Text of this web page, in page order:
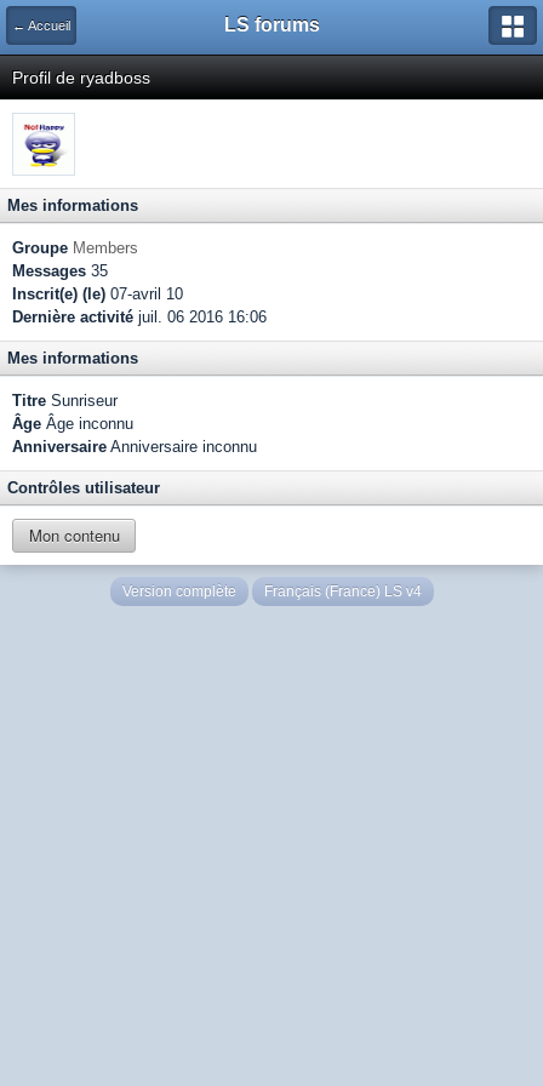
← Accueil LS forums
Profil de ryadboss
Mes informations
Groupe Members
Messages 35
Inscrit(e) (le) 07-avril 10
Dernière activité juil. 06 2016 16:06
Mes informations
Titre Sunriseur
Âge Âge inconnu
Anniversaire Anniversaire inconnu
Contrôles utilisateur
Mon contenu
Version complète Français (France) LS v4